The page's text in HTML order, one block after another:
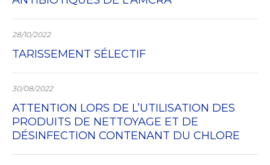
28/10/2022
TARISSEMENT SÉLECTIF
30/08/2022
ATTENTION LORS DE L’UTILISATION DES
PRODUITS DE NETTOYAGE ET DE
DÉSINFECTION CONTENANT DU CHLORE